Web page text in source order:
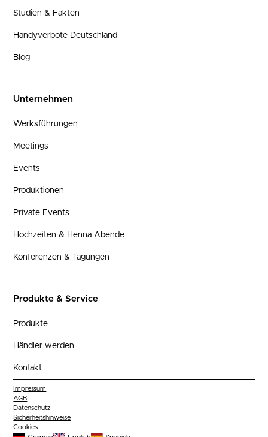
Studien & Fakten
Handyverbote Deutschland
Blog
Unternehmen
Werksführungen
Meetings
Events
Produktionen
Private Events
Hochzeiten & Henna Abende
Konferenzen & Tagungen
Produkte & Service
Produkte
Händler werden
Kontakt
Impressum
AGB
Datenschutz
Sicherheitshinweise
Cookies